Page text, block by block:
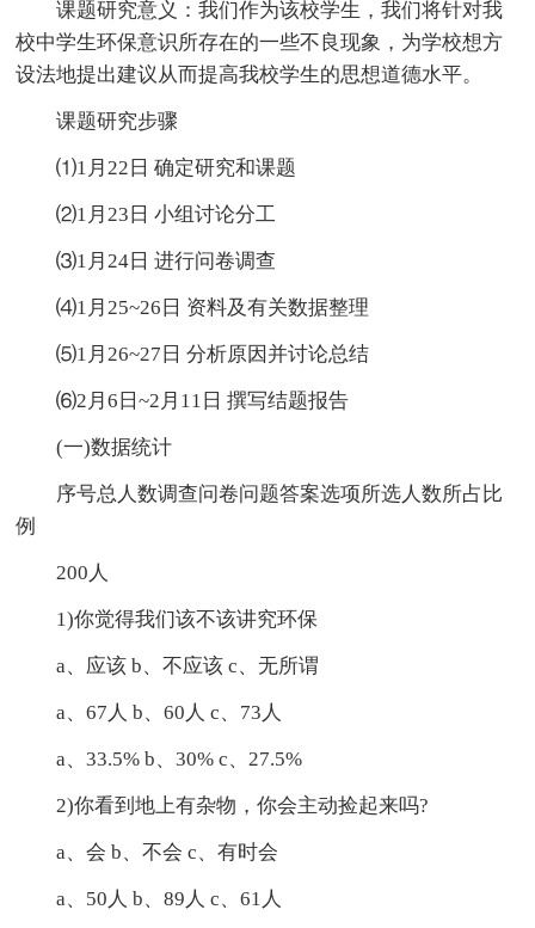
课题研究意义：我们作为该校学生，我们将针对我
校中学生环保意识所存在的一些不良现象，为学校想方
设法地提出建议从而提高我校学生的思想道德水平。
课题研究步骤
⑴1月22日 确定研究和课题
⑵1月23日 小组讨论分工
⑶1月24日 进行问卷调查
⑷1月25~26日 资料及有关数据整理
⑸1月26~27日 分析原因并讨论总结
⑹2月6日~2月11日 撰写结题报告
(一)数据统计
序号总人数调查问卷问题答案选项所选人数所占比
例
200人
1)你觉得我们该不该讲究环保
a、应该 b、不应该 c、无所谓
a、67人 b、60人 c、73人
a、33.5% b、30% c、27.5%
2)你看到地上有杂物，你会主动捡起来吗?
a、会 b、不会 c、有时会
a、50人 b、89人 c、61人